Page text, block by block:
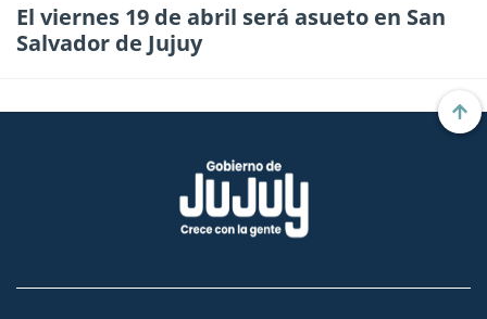
El viernes 19 de abril será asueto en San
Salvador de Jujuy